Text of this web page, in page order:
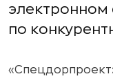
электронном
по